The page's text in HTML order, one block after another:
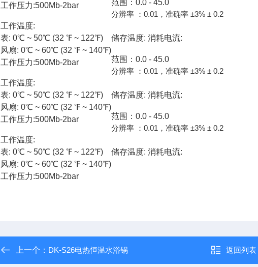
工作压力:500Mb-2bar
范围：0.0 - 45.0
分辨率 ：0.01，准确率 ±3% ± 0.2
工作温度:
表: 0℃ ~ 50℃ (32 ℉ ~ 122℉)
风扇: 0℃ ~ 60℃ (32 ℉ ~ 140℉)
工作压力:500Mb-2bar
储存温度:消耗电流:
范围：0.0 - 45.0
分辨率 ：0.01，准确率 ±3% ± 0.2
工作温度:
表: 0℃ ~ 50℃ (32 ℉ ~ 122℉)
风扇: 0℃ ~ 60℃ (32 ℉ ~ 140℉)
工作压力:500Mb-2bar
储存温度:消耗电流:
范围：0.0 - 45.0
分辨率 ：0.01，准确率 ±3% ± 0.2
工作温度:
表: 0℃ ~ 50℃ (32 ℉ ~ 122℉)
风扇: 0℃ ~ 60℃ (32 ℉ ~ 140℉)
工作压力:500Mb-2bar
储存温度:消耗电流:
上一个： DK-S26电热恒温水浴锅 返回列表